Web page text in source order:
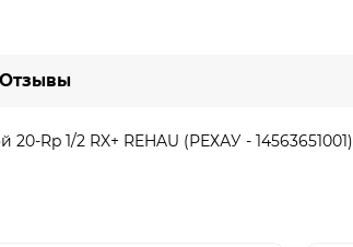
Отзывы
Rp 1/2 RX+ REHAU (РЕХАУ - 14563651001)